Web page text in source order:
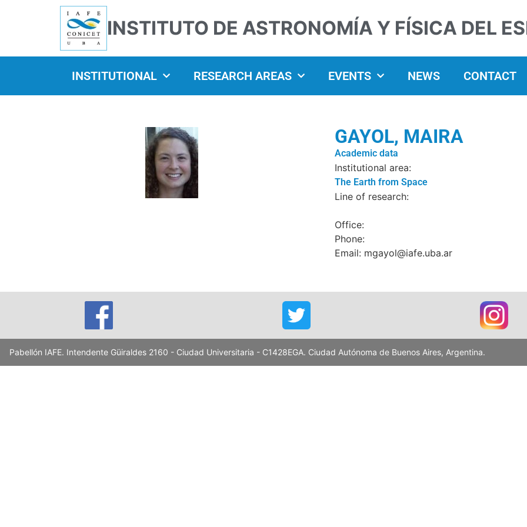
INSTITUTO DE ASTRONOMÍA Y FÍSICA DEL
INSTITUTIONAL RESEARCH AREAS EVENTS NEWS CONTACT
GAYOL, MAIRA
Academic data
Institutional area:
The Earth from Space
Line of research:
Office:
Phone:
Email: mgayol@iafe.uba.ar
Pabellón IAFE. Intendente Güiraldes 2160 - Ciudad Universitaria - C1428EGA. Ciudad Autónoma de Buenos Aires, Argentina.